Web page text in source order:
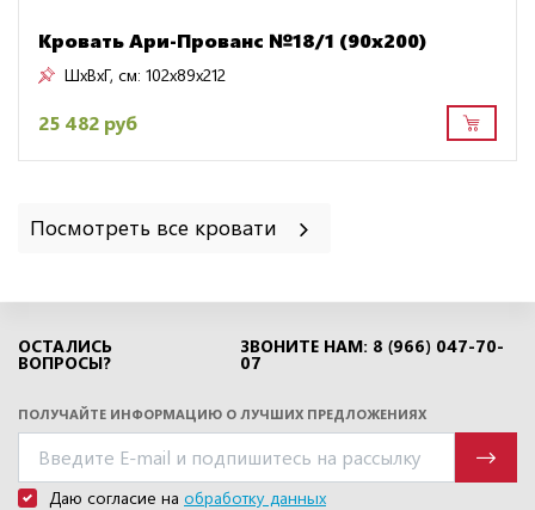
Кровать Ари-Прованс №18/1 (90х200)
ШxВxГ, см: 102x89x212
25 482 руб
Посмотреть все кровати
ОСТАЛИСЬ
ВОПРОСЫ?
ЗВОНИТЕ НАМ: 8 (966) 047-70-
07
ПОЛУЧАЙТЕ ИНФОРМАЦИЮ О ЛУЧШИХ ПРЕДЛОЖЕНИЯХ
Даю согласие на обработку данных